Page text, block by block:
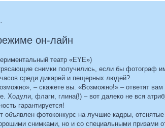
он-лайн
театр «EYE»)
снимки получились, если бы фотограф
среди дикарей и пещерных людей?
– скажете вы. «Возможно!» – ответят
Ходули, флаги, глина(!) – вот далеко не вся
гарантируется!
объявлен фотоконкурс на лучшие кадры,
снимками, но и со специальными призами